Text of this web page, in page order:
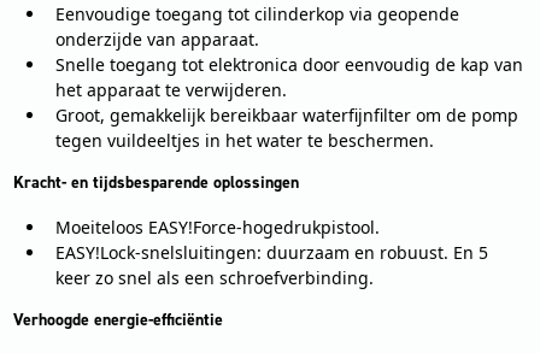
Eenvoudige toegang tot cilinderkop via geopende
onderzijde van apparaat.
Snelle toegang tot elektronica door eenvoudig de kap van
het apparaat te verwijderen.
Groot, gemakkelijk bereikbaar waterfijnfilter om de pomp
tegen vuildeeltjes in het water te beschermen.
Kracht- en tijdsbesparende oplossingen
Moeiteloos EASY!Force-hogedrukpistool.
EASY!Lock-snelsluitingen: duurzaam en robuust. En 5
keer zo snel als een schroefverbinding.
Verhoogde energie-efficiëntie